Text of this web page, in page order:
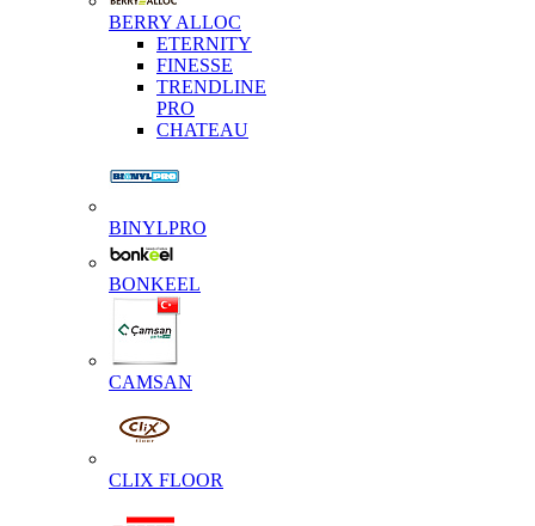
BERRY ALLOC
ETERNITY
FINESSE
TRENDLINE
PRO
CHATEAU
BINYLPRO
BONKEEL
CAMSAN
CLIX FLOOR